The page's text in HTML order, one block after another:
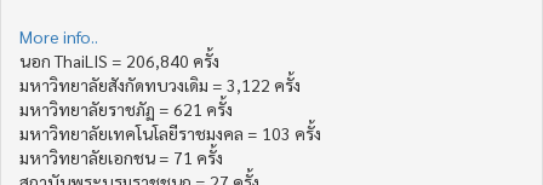
More info..
นอก ThaiLIS = 206,840 ครั้ง
มหาวิทยาลัยสังกัดทบวงเดิม = 3,122 ครั้ง
มหาวิทยาลัยราชภัฏ = 621 ครั้ง
มหาวิทยาลัยเทคโนโลยีราชมงคล = 103 ครั้ง
มหาวิทยาลัยเอกชน = 71 ครั้ง